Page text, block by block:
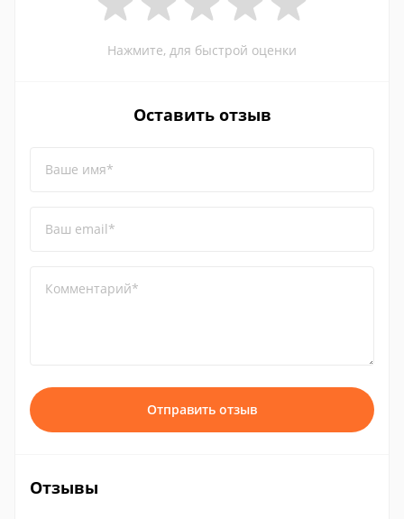
Нажмите, для быстрой оценки
Оставить отзыв
Ваше имя*
Ваш email*
Комментарий*
Отправить отзыв
Отзывы